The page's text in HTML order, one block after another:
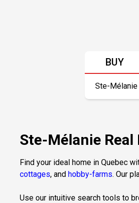
BUY
Ste-Mélanie
Find your ideal home in Quebec
cottages, and hobby-farms. Our
Use our intuitive search tools to